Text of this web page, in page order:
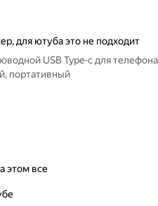
для ютуба это не подходит
USB Type-c для
портативный
этом все